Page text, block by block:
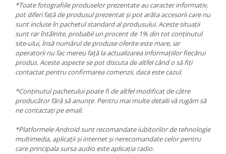
*Toate fotografiile produselor prezentate au caracter informativ,
pot diferi față de produsul prezentat și pot arăta accesorii care nu
sunt incluse în pachetul standard al produsului. Aceste situații
sunt rar întâlnite, probabil un procent de 1% din tot conținutul
site-ului, însă numărul de produse oferite este mare, iar
operatorii nu fac mereu față la actualizarea informațiilor fiecărui
produs. Aceste aspecte se pot discuta de altfel când o să fiți
contactat pentru confirmarea comenzii, daca este cazul.
*Conținutul pachetului poate fi de altfel modificat de către
producător fără să anunțe. Pentru mai multe detalii vă rugăm să
ne contactați pe email.
*Platformele Android sunt recomandate iubitorilor de tehnologie
multimedia, aplicații și internet și nerecomandate celor pentru
care principala sursa audio este aplicația radio.